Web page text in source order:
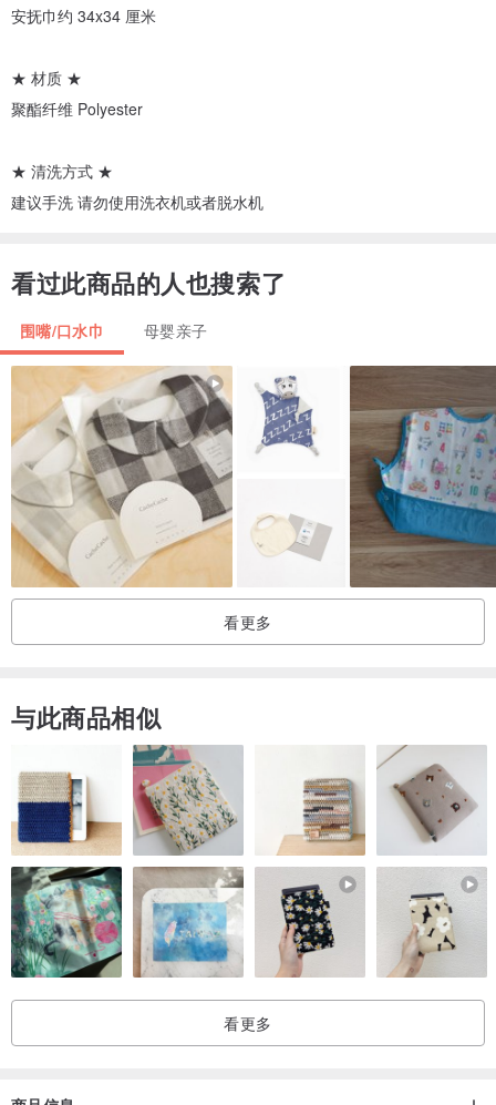
安抚巾约 34x34 厘米
★ 材质 ★
聚酯纤维 Polyester
★ 清洗方式 ★
建议手洗 请勿使用洗衣机或者脱水机
看过此商品的人也搜索了
围嘴/口水巾 母婴亲子
看更多
与此商品相似
看更多